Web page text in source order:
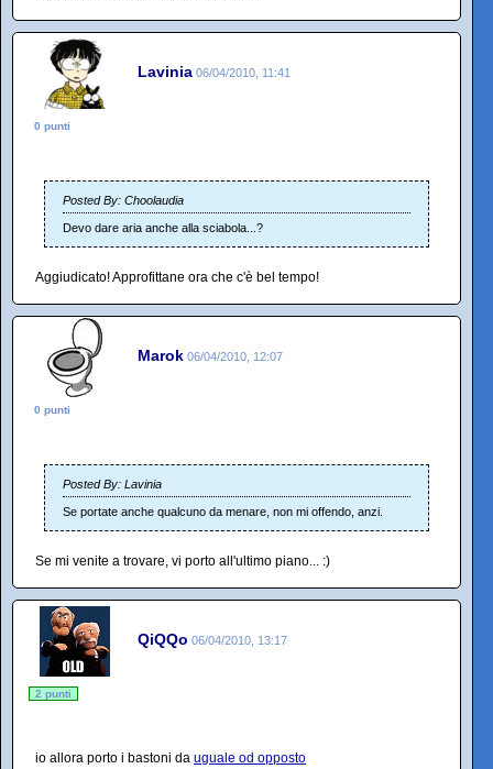
Lavinia 06/04/2010, 11:41
0 punti
Posted By: Choolaudia
Devo dare aria anche alla sciabola...?
Aggiudicato! Approfittane ora che c'è bel tempo!
Marok 06/04/2010, 12:07
0 punti
Posted By: Lavinia
Se portate anche qualcuno da menare, non mi offendo, anzi.
Se mi venite a trovare, vi porto all'ultimo piano... :)
QiQQo 06/04/2010, 13:17
2 punti
io allora porto i bastoni da uguale od opposto